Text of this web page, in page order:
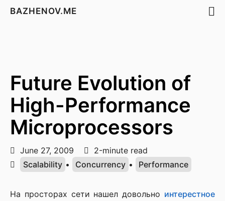
BAZHENOV.ME
Future Evolution of
High-Performance
Microprocessors
June 27, 2009
2-minute read
Scalability • Concurrency • Performance
На просторах сети нашел довольно интерестное